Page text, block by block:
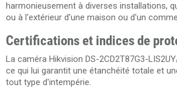
harmonieusement à diverses installations,
ou à l'extérieur d'une maison ou d'un
Certifications et indices de
La caméra Hikvision DS-2CD2T87G3-
ce qui lui garantit une étanchéité totale et
tout type d'intempérie.